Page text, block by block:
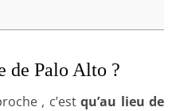
de Palo Alto ?
, c’estqu’au lieu de